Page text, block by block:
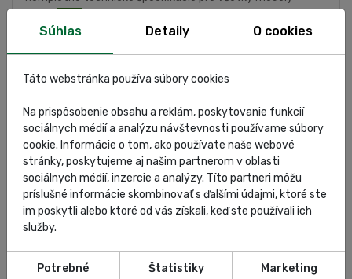
VOLITEĽNÁ VÝBAVA:
Preplachovacia súprava
VIAC INFORMÁCIÍ O PRODUKTE:TEXA CONFORT 710R
ŠPECIFIKÁCIA
HODNOTENIA
Súhlas Detaily O cookies
Táto webstránka používa súbory cookies
Na prispôsobenie obsahu a reklám, poskytovanie funkcií
sociálnych médií a analýzu návštevnosti používame súbory
cookie. Informácie o tom, ako používate naše webové
stránky, poskytujeme aj našim partnerom v oblasti
sociálnych médií, inzercie a analýzy. Títo partneri môžu
príslušné informácie skombinovať s ďalšími údajmi, ktoré ste
im poskytli alebo ktoré od vás získali, keď ste používali ich
služby.
Potrebné Štatistiky Marketing